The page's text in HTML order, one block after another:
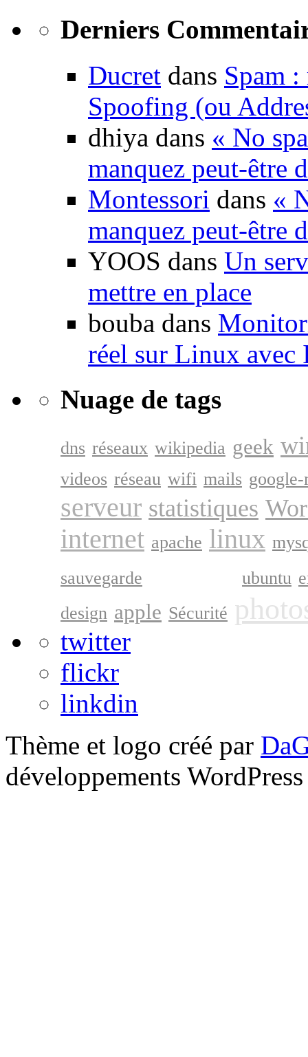
Derniers
Ducret dans Spam :
Spoofing (ou
dhiya dans « No
manquez peut-être
Montessori dans «
manquez peut-être
YOOS dans Un
mettre en place
bouba dans
réel sur Linux avec
Nuage de tags
dns réseaux wikipedia geek
videos réseau wifi mails google-
serveur statistiques
internet apache linux
sauvegarde
ubuntu
design apple Sécurité
twitter
flickr
linkdin
Thème et logo créé par
développements